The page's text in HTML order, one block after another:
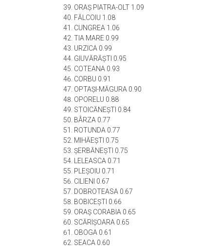
ORAŞ PIATRA-OLT 1.09
FĂLCOIU 1.08
CUNGREA 1.06
TIA MARE 0.99
URZICA 0.99
GIUVĂRĂŞTI 0.95
COTEANA 0.93
CORBU 0.91
OPTAŞI-MĂGURA 0.90
OPORELU 0.88
STOICĂNEŞTI 0.84
BÂRZA 0.77
ROTUNDA 0.77
MIHĂEŞTI 0.75
ŞERBĂNEŞTI 0.75
LELEASCA 0.71
PLEŞOIU 0.71
CILIENI 0.67
DOBROTEASA 0.67
BOBICEŞTI 0.66
ORAŞ CORABIA 0.65
SCĂRIŞOARA 0.65
OBOGA 0.61
SEACA 0.60